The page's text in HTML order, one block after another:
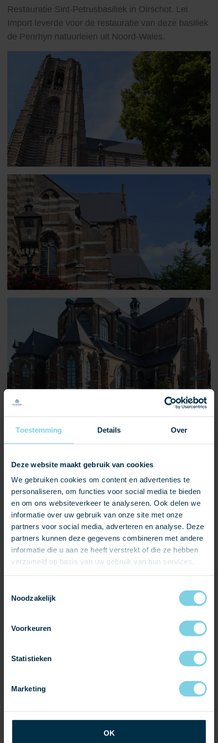
Toestemming Details Over
Deze website maakt gebruik van cookies
We gebruiken cookies om content en advertenties te
personaliseren, om functies voor social media te bieden
en om ons websiteverkeer te analyseren. Ook delen we
informatie over uw gebruik van onze site met onze
partners voor social media, adverteren en analyse. Deze
partners kunnen deze gegevens combineren met andere
informatie die u aan ze heeft verstrekt of die ze hebben
verzameld op basis van uw gebruik van hun services.
Noodzakelijk
Voorkeuren
Statistieken
Marketing
OK
Restauratie Sint-Petrusbasiliek in Oirschot. Lei
Import leverde voor de restauratie van deze basiliek
de Penrhyn natuurleien uit Noord-Wales.
De restauratie van de Sint-Petrusbasiliek in Oirschot werd
mogelijk gemaakt door de paarsePenrhynnatuurleien
afkomstig uit Noord-Wales.
Noord-Brabant